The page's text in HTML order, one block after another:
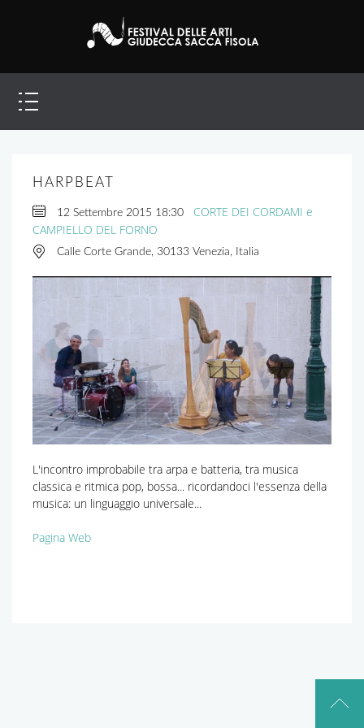
HARPBEAT
12 Settembre 2015 18:30
CORTE DEI CORDAMI e
CAMPIELLO DEL FORNO
Calle Corte Grande, 30133 Venezia, Italia
L'incontro improbabile tra arpa e batteria, tra musica
classica e ritmica pop, bossa... ricordandoci l'essenza della
musica: un linguaggio universale...
Pagina Web